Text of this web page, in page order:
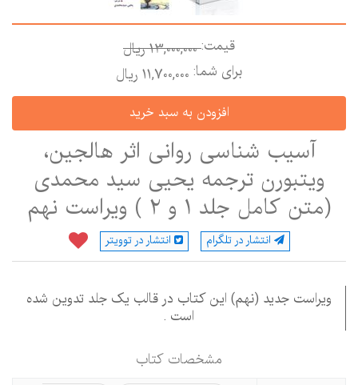
قیمت:13,000,000 ريال
برای شما:11,700,000 ريال
آسیب شناسی روانی اثر هالجین،
ویتبورن ترجمه یحیی سید محمدی
(متن کامل جلد 1 و 2 ) ویراست نهم
انتشار در تلگرام انتشار در توویتر
ویراست جدید (نهم) این کتاب در قالب یک جلد تدوین شده
است .
مشخصات كتاب